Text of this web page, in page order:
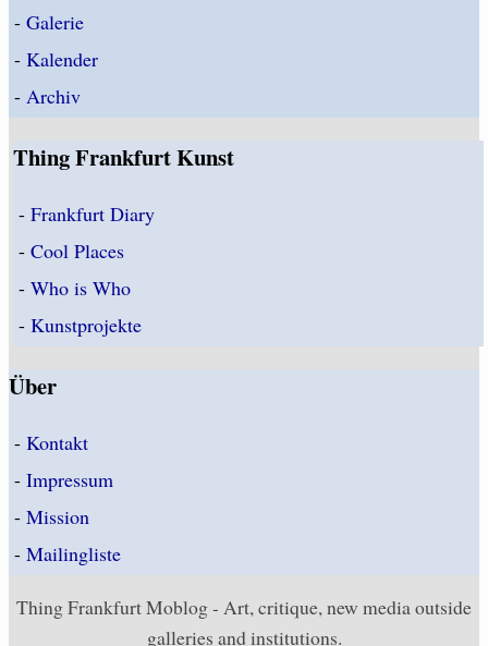
- Galerie
- Kalender
- Archiv
Thing Frankfurt Kunst
-Frankfurt Diary
-Cool Places
-Who is Who
-Kunstprojekte
Über
- Kontakt
- Impressum
- Mission
- Mailingliste
Thing Frankfurt Moblog - Art, critique, new media outside
galleries and institutions.